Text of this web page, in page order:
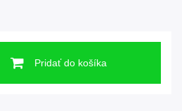
Pridať do košíka